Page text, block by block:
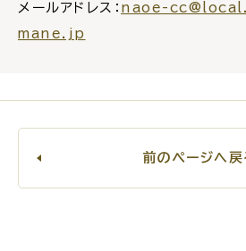
各種相談窓口 担
メールアドレス： naoe-
mane.jp
前のページへ戻